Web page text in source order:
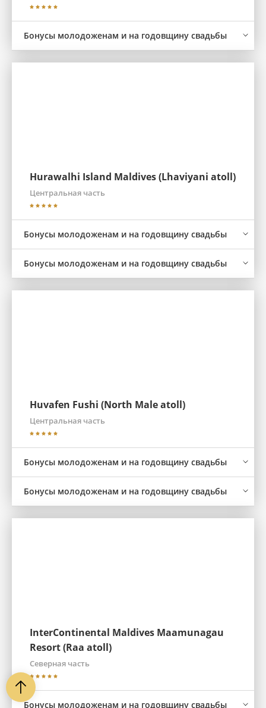
Бонусы молодоженам и на годовщину свадьбы
Hurawalhi Island Maldives (Lhaviyani atoll)
Центральная часть
Бонусы молодоженам и на годовщину свадьбы
Бонусы молодоженам и на годовщину свадьбы
Huvafen Fushi (North Male atoll)
Центральная часть
Бонусы молодоженам и на годовщину свадьбы
Бонусы молодоженам и на годовщину свадьбы
InterContinental Maldives Maamunagau
Resort (Raa atoll)
Северная часть
Бонусы молодоженам и на годовщину свадьбы